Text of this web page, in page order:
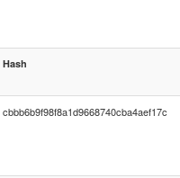
Hash
cbbb6b9f98f8a1d9668740cba4aef17c